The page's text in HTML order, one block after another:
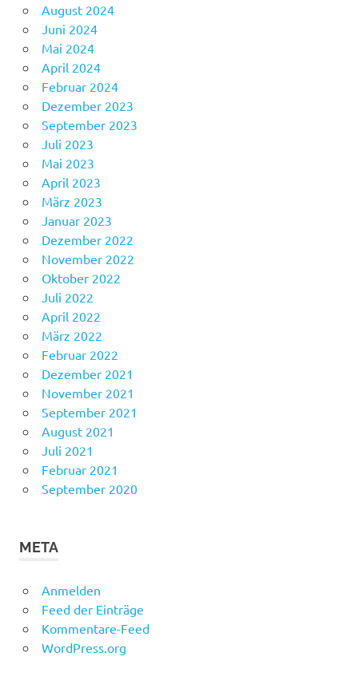
August 2024
Juni 2024
Mai 2024
April 2024
Februar 2024
Dezember 2023
September 2023
Juli 2023
Mai 2023
April 2023
März 2023
Januar 2023
Dezember 2022
November 2022
Oktober 2022
Juli 2022
April 2022
März 2022
Februar 2022
Dezember 2021
November 2021
September 2021
August 2021
Juli 2021
Februar 2021
September 2020
META
Anmelden
Feed der Einträge
Kommentare-Feed
WordPress.org